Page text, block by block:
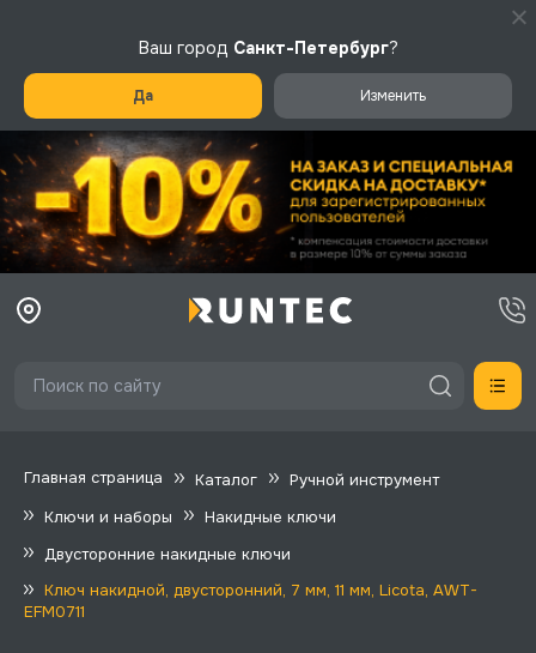
Ваш город Санкт-Петербург?
Да Изменить
Главная страница Каталог
Ручной инструмент
Ключи и наборы
Накидные ключи
Двусторонние накидные ключи
Ключ накидной, двусторонний, 7 мм, 11 мм, Licota, AWT-
EFM0711